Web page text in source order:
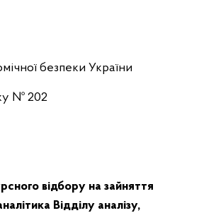
безпеки України
№ 202
відбору на зайняття
а Відділу аналізу,